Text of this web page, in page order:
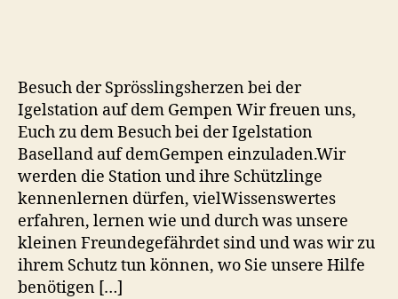
Besuch der Sprösslingsherzen bei der
Igelstation auf dem Gempen Wir freuen uns,
Euch zu dem Besuch bei der Igelstation
Baselland auf demGempen einzuladen.Wir
werden die Station und ihre Schützlinge
kennenlernen dürfen, vielWissenswertes
erfahren, lernen wie und durch was unsere
kleinen Freundegefährdet sind und was wir zu
ihrem Schutz tun können, wo Sie unsere Hilfe
benötigen […]